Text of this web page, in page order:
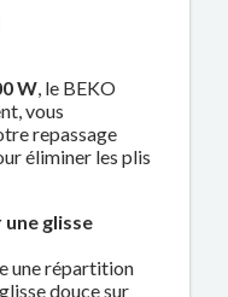
W , le BEKO
vous
repassage
éliminer les plis
glisse
une répartition
douce sur